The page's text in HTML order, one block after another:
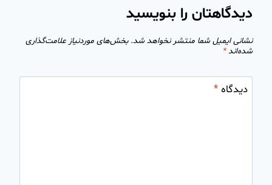
دیدگاهتان را بنویسید
نشانی ایمیل شما منتشر نخواهد شد. بخش‌های موردنیاز علامت‌گذاری
شده‌اند*
دیدگاه*